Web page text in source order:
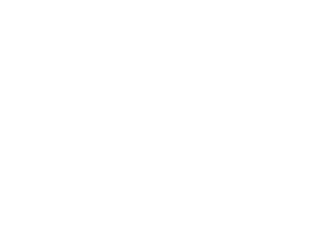
couvertures...
protecteurs, peut suffire à votre repos. Et si, au
de gym, pièce de repassage ou salon de
les choses. Rangez dans la salle de bains
vous à faire dis- paraître dans un placard panier
ne préparent par forcément le retour au calme. Il